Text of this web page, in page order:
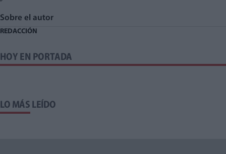
Sobre el autor
REDACCIÓN
HOY EN PORTADA
LO MÁS LEÍDO